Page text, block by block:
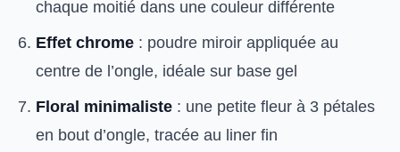
chaque moitié dans une couleur différente
Effet chrome : poudre miroir appliquée au
centre de l’ongle, idéale sur base gel
Floral minimaliste : une petite fleur à 3 pétales
en bout d’ongle, tracée au liner fin